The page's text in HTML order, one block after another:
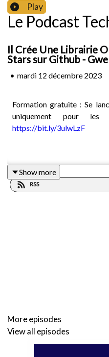
Play
Le Podcast
Il Crée Une Librairie
Stars sur Github -
• mardi 12 décembre 2023
Formation gratuite : Se
uniquement pour les
https://bit.ly/3ulwLzF
Formation gratuite :
uniquement pour les
Contacter Gwendal :
https://twitter.com/groue
Show more
RSS
More episodes
View all episodes